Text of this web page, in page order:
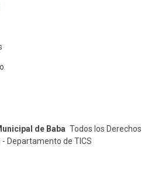
de Baba Todos los Derechos
- Departamento de TICS